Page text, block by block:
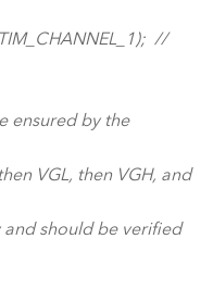
//
ensured by the
VGL, then VGH, and
should be verified